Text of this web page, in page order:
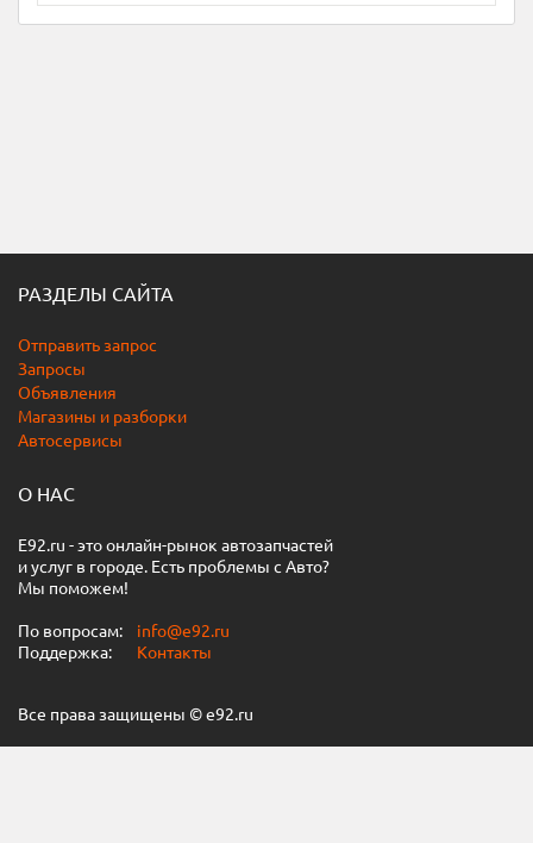
РАЗДЕЛЫ САЙТА
Отправить запрос
Запросы
Объявления
Магазины и разборки
Автосервисы
О НАС
E92.ru - это онлайн-рынок автозапчастей
и услуг в городе. Есть проблемы с Авто?
Мы поможем!
По вопросам: info@e92.ru
Поддержка: Контакты
Все права защищены © e92.ru